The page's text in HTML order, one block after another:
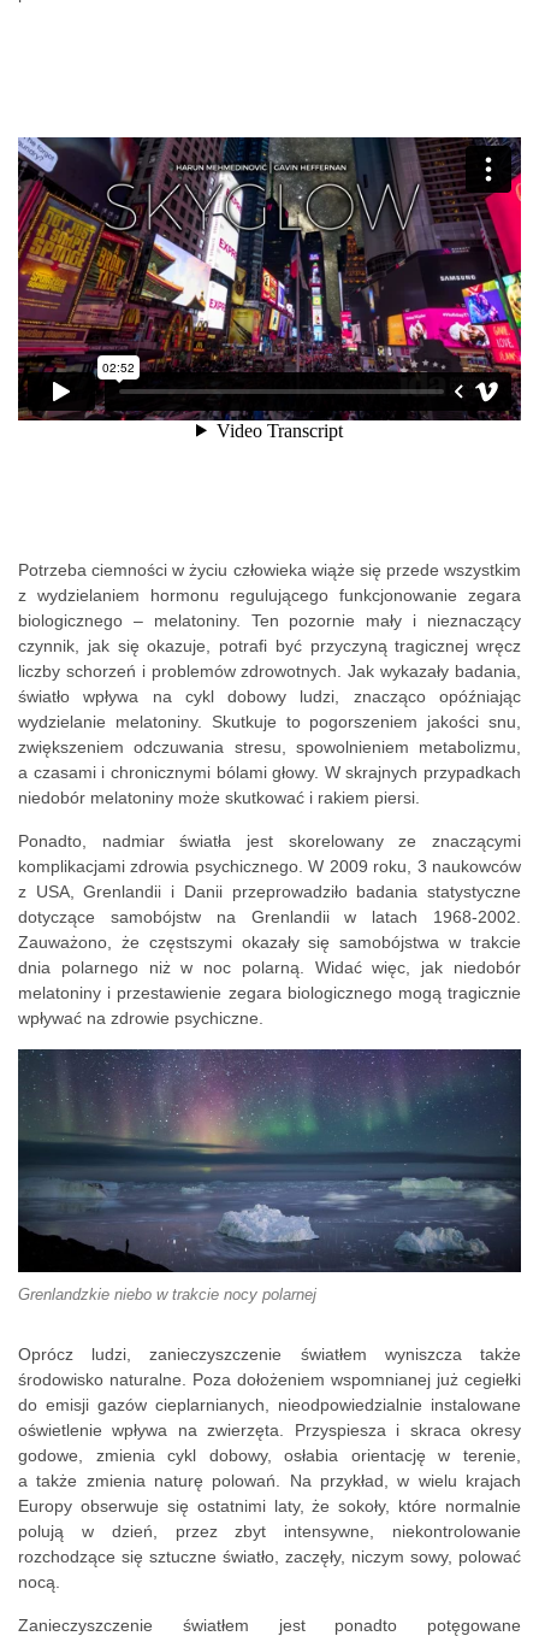
Potrzeba ciemności w życiu człowieka wiąże się przede wszystkim
z wydzielaniem hormonu regulującego funkcjonowanie zegara
biologicznego – melatoniny. Ten pozornie mały i nieznaczący
czynnik, jak się okazuje, potrafi być przyczyną tragicznej wręcz
liczby schorzeń i problemów zdrowotnych. Jak wykazały badania,
światło wpływa na cykl dobowy ludzi, znacząco opóźniając
wydzielanie melatoniny. Skutkuje to pogorszeniem jakości snu,
zwiększeniem odczuwania stresu, spowolnieniem metabolizmu,
a czasami i chronicznymi bólami głowy. W skrajnych przypadkach
niedobór melatoniny może skutkować i rakiem piersi.
Ponadto, nadmiar światła jest skorelowany ze znaczącymi
komplikacjami zdrowia psychicznego. W 2009 roku, 3 naukowców
z USA, Grenlandii i Danii przeprowadziło badania statystyczne
dotyczące samobójstw na Grenlandii w latach 1968-2002.
Zauważono, że częstszymi okazały się samobójstwa w trakcie
dnia polarnego niż w noc polarną. Widać więc, jak niedobór
melatoniny i przestawienie zegara biologicznego mogą tragicznie
wpływać na zdrowie psychiczne.
Grenlandzkie niebo w trakcie nocy polarnej
Oprócz ludzi, zanieczyszczenie światłem wyniszcza także
środowisko naturalne. Poza dołożeniem wspomnianej już cegiełki
do emisji gazów cieplarnianych, nieodpowiedzialnie instalowane
oświetlenie wpływa na zwierzęta. Przyspiesza i skraca okresy
godowe, zmienia cykl dobowy, osłabia orientację w terenie,
a także zmienia naturę polowań. Na przykład, w wielu krajach
Europy obserwuje się ostatnimi laty, że sokoły, które normalnie
polują w dzień, przez zbyt intensywne, niekontrolowanie
rozchodzące się sztuczne światło, zaczęły, niczym sowy, polować
nocą.
Zanieczyszczenie światłem jest ponadto potęgowane